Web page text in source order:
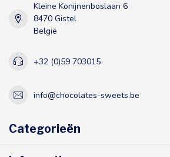
Kleine Konijnenboslaan 6
8470 Gistel
België
+32 (0)59 703015
info@chocolates-sweets.be
Categorieën